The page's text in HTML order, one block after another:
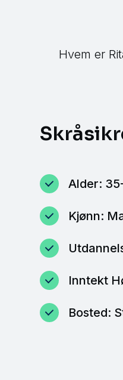
Hvem er
Alder:
Kjønn:
Inntekt
Bosted: